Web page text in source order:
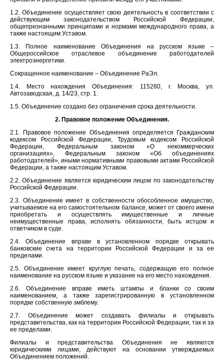
1.2. Объединение осуществляет свою деятельность в соответствии с
действующим законодательством Российской Федерации,
общепризнанными принципами и нормами международного права, а
также настоящим Уставом.
1.3. Полное наименование Объединения на русском языке –
Общероссийское отраслевое объединение работодателей
электроэнергетики.
Сокращенное наименование – Объединение РаЭл.
1.4. Место нахождения Объединения: 115280, г. Москва, ул.
Автозаводская, д. 14/23, стр. 1.
1.5. Объединение создано без ограничения срока деятельности.
2. Правовое положение Объединения.
2.1. Правовое положение Объединения определяется Гражданским
кодексом Российской Федерации, Трудовым кодексом Российской
Федерации, Федеральным законом «О некоммерческих
организациях», Федеральным законом «Об объединениях
работодателей», иными нормативными правовыми актами Российской
Федерации, а также настоящим Уставом.
2.2. Объединение является юридическим лицом по законодательству
Российской Федерации.
2.3. Объединение имеет в собственности обособленное имущество,
учитываемое на его самостоятельном балансе, может от своего имени
приобретать и осуществлять имущественные и личные
неимущественные права, исполнять обязанности, быть истцом и
ответчиком в суде.
2.4. Объединение вправе в установленном порядке открывать
банковские счета на территории Российской Федерации и за ее
пределами.
2.5. Объединение имеет круглую печать, содержащую его полное
наименование на русском языке и указание на его место нахождения.
2.6. Объединение вправе иметь штампы и бланки со своим
наименованием, а также зарегистрированную в установленном
порядке собственную эмблему.
2.7. Объединение может создавать филиалы и открывать
представительства, как на территории Российской Федерации, так и за
ее пределами.
Филиалы и представительства Объединения не являются
юридическими лицами, действуют на основании утверждаемых
Объединением положений.